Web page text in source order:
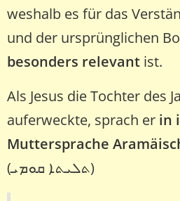
weshalb es für das
und der ursprünglichen
besonders relevant ist.
Als Jesus die Tochter des
auferweckte, sprach er in
Muttersprache
(ܬܠܝܬܐ ܩܘܡܝ)